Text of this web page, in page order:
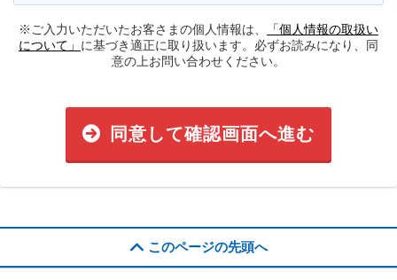
※ご入力いただいたお客さまの個人情報は、
「個人情報の取扱い
について」 に基づき適正に取り扱います。必ずお読みになり、同
意の上お問い合わせください。
同意して確認画面へ進む
このページの先頭へ